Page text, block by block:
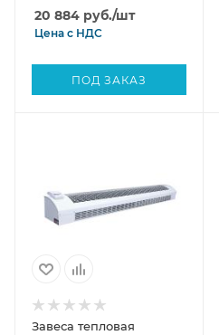
20 884 руб./шт
Цена с НДС
ПОД ЗАКАЗ
Завеса тепловая